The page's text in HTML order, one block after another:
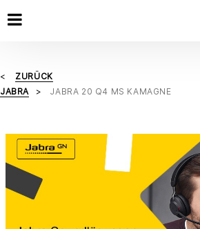
ZURÜCK
JABRA
JABRA 20 Q4 MS KAMAGNE